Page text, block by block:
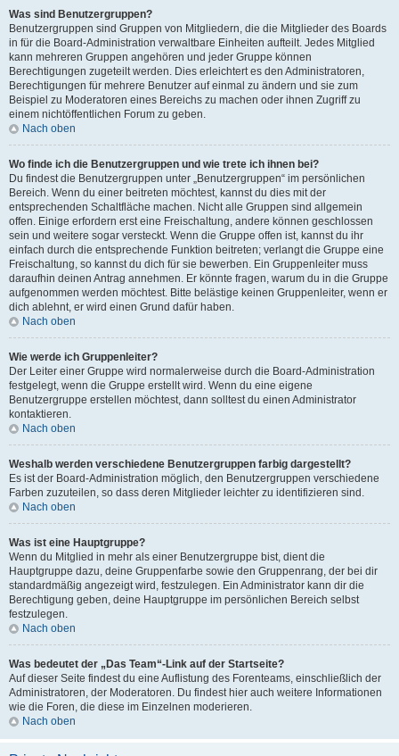
Was sind Benutzergruppen?
Benutzergruppen sind Gruppen von Mitgliedern, die die Mitglieder des Boards
in für die Board-Administration verwaltbare Einheiten aufteilt. Jedes Mitglied
kann mehreren Gruppen angehören und jeder Gruppe können
Berechtigungen zugeteilt werden. Dies erleichtert es den Administratoren,
Berechtigungen für mehrere Benutzer auf einmal zu ändern und sie zum
Beispiel zu Moderatoren eines Bereichs zu machen oder ihnen Zugriff zu
einem nichtöffentlichen Forum zu geben.
Nach oben
Wo finde ich die Benutzergruppen und wie trete ich ihnen bei?
Du findest die Benutzergruppen unter „Benutzergruppen“ im persönlichen
Bereich. Wenn du einer beitreten möchtest, kannst du dies mit der
entsprechenden Schaltfläche machen. Nicht alle Gruppen sind allgemein
offen. Einige erfordern erst eine Freischaltung, andere können geschlossen
sein und weitere sogar versteckt. Wenn die Gruppe offen ist, kannst du ihr
einfach durch die entsprechende Funktion beitreten; verlangt die Gruppe eine
Freischaltung, so kannst du dich für sie bewerben. Ein Gruppenleiter muss
daraufhin deinen Antrag annehmen. Er könnte fragen, warum du in die Gruppe
aufgenommen werden möchtest. Bitte belästige keinen Gruppenleiter, wenn er
dich ablehnt, er wird einen Grund dafür haben.
Nach oben
Wie werde ich Gruppenleiter?
Der Leiter einer Gruppe wird normalerweise durch die Board-Administration
festgelegt, wenn die Gruppe erstellt wird. Wenn du eine eigene
Benutzergruppe erstellen möchtest, dann solltest du einen Administrator
kontaktieren.
Nach oben
Weshalb werden verschiedene Benutzergruppen farbig dargestellt?
Es ist der Board-Administration möglich, den Benutzergruppen verschiedene
Farben zuzuteilen, so dass deren Mitglieder leichter zu identifizieren sind.
Nach oben
Was ist eine Hauptgruppe?
Wenn du Mitglied in mehr als einer Benutzergruppe bist, dient die
Hauptgruppe dazu, deine Gruppenfarbe sowie den Gruppenrang, der bei dir
standardmäßig angezeigt wird, festzulegen. Ein Administrator kann dir die
Berechtigung geben, deine Hauptgruppe im persönlichen Bereich selbst
festzulegen.
Nach oben
Was bedeutet der „Das Team“-Link auf der Startseite?
Auf dieser Seite findest du eine Auflistung des Forenteams, einschließlich der
Administratoren, der Moderatoren. Du findest hier auch weitere Informationen
wie die Foren, die diese im Einzelnen moderieren.
Nach oben